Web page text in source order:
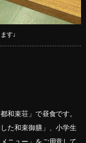
す♩
和束荘」で昼食です。
た和束御膳」、小学生